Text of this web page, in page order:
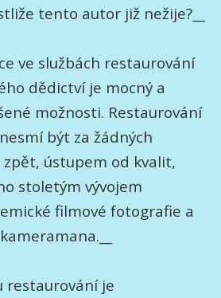
tento autor již nežije?__
ve službách restaurování
dědictví je mocný a
možnosti. Restaurování
být za žádných
ústupem od kvalit,
stoletým vývojem
filmové fotografie a
restaurování je